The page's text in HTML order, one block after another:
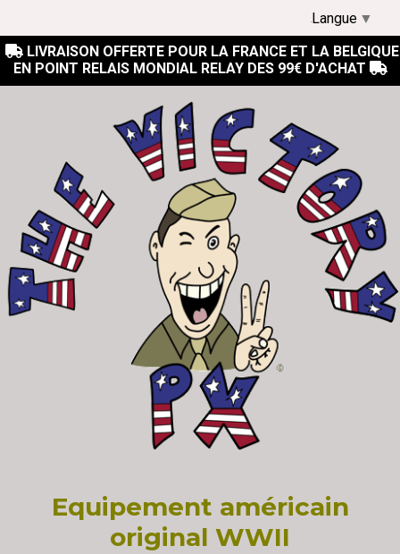
 LIVRAISON OFFERTE POUR LA FRANCE ET LA BELGIQUE
EN POINT RELAIS MONDIAL RELAY DES 99€ D'ACHAT 
Equipement américain
original WWII
Langue ▼